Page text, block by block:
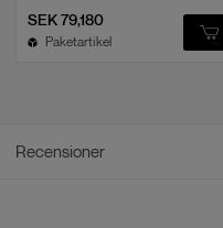
SEK 79,180
Paketartikel
Recensioner